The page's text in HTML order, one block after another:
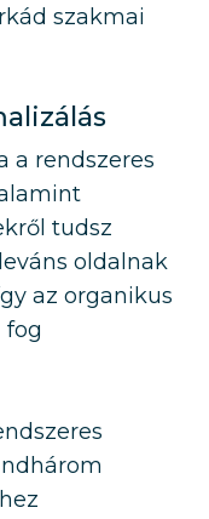
szakmai
a rendszeres
tudsz
oldalnak
az organikus
fog